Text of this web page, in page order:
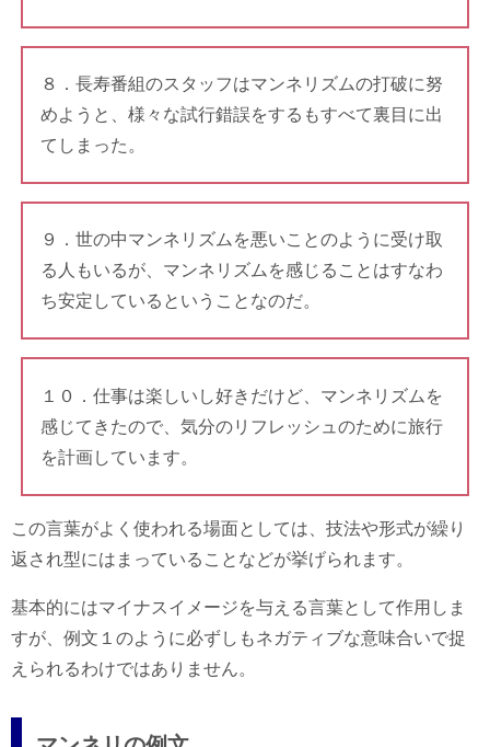
８．長寿番組のスタッフはマンネリズムの打破に努
めようと、様々な試行錯誤をするもすべて裏目に出
てしまった。
９．世の中マンネリズムを悪いことのように受け取
る人もいるが、マンネリズムを感じることはすなわ
ち安定しているということなのだ。
１０．仕事は楽しいし好きだけど、マンネリズムを
感じてきたので、気分のリフレッシュのために旅行
を計画しています。
この言葉がよく使われる場面としては、技法や形式が繰り
返され型にはまっていることなどが挙げられます。
基本的にはマイナスイメージを与える言葉として作用しま
すが、例文１のように必ずしもネガティブな意味合いで捉
えられるわけではありません。